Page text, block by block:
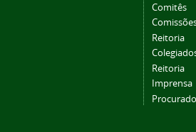
Comitês
Reitoria
Reitoria
Imprensa